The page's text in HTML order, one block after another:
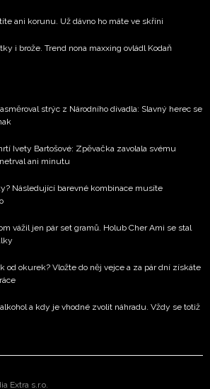
ani korunu. Už dávno ho máte ve skříni
i brože. Trend nona maxxing ovládl Kodaň
strýc z Národního divadla: Slavný herec se
Ivety Bartošové: Zpěvačka zavolala svému
ani minutu
Následující barevné kombinace musíte
vážil jen pár set gramů. Holub Cher Ami se stal
od okurek? Vložte do něj vejce a za pár dní získáte
a kdy je vhodné zvolit náhradu. Vždy se totiž
Extra s.r.o.